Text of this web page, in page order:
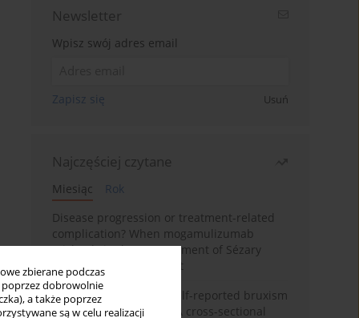
zbierane podczas
poprzez dobrowolnie
a także poprzez
są w celu realizacji
Newsletter
Wpisz swój adres email
Zapisz się Usuń
Najczęściej czytane
Miesiąc
Rok
Disease progression or treatment-related
complication? When mogamulizumab
misleads in the management of Sézary
syndrome: A case report
Personality traits and self-reported bruxism
in university students: A cross-sectional